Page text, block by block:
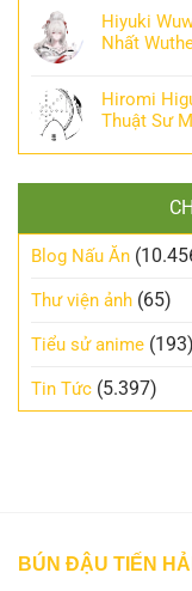
Hiyuki
Nhất
Hiromi
Thuật Sư
Blog Nấu Ăn
Thư viện ảnh (65)
Tiểu sử anime (193)
Tin Tức (5.397)
BÚN ĐẬU TIẾN HẢI